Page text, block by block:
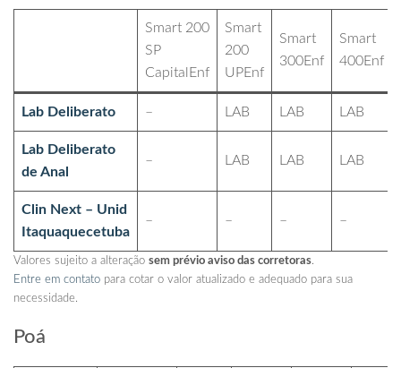
Smart 200
SP
CapitalEnf
Smart
200
UPEnf
Smart
300Enf
Smart
400Enf
Lab Deliberato – LAB LAB LAB
Lab Deliberato
de Anal
– LAB LAB LAB
Clin Next – Unid
Itaquaquecetuba
– – – –
Valores sujeito a alteração sem prévio aviso das corretoras.
Entre em contato para cotar o valor atualizado e adequado para sua
necessidade.
Poá